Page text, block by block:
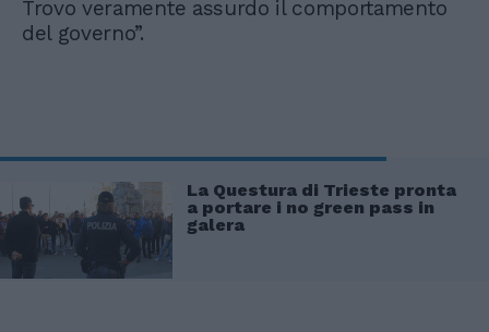
Trovo veramente assurdo il comportamento
del governo”.
La Questura di Trieste pronta
a portare i no green pass in
galera